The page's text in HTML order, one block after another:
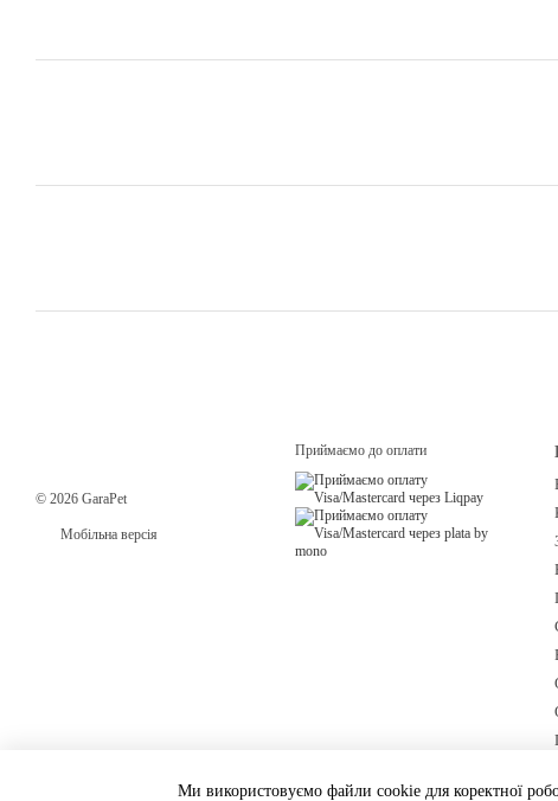
© 2026 GaraPet
Мобільна версія
Приймаємо до оплати
Ми використовуємо файли cookie для коректної